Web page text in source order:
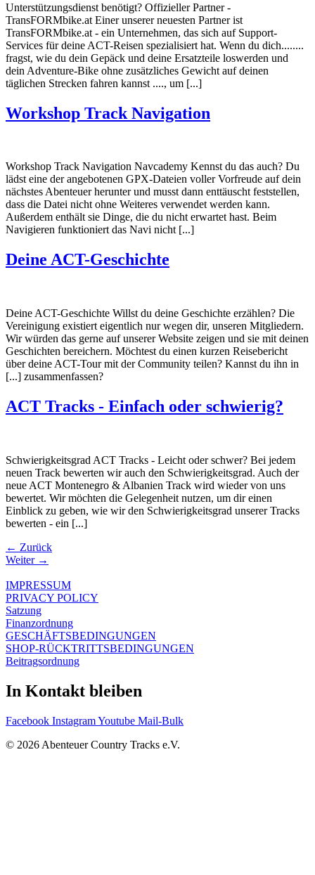
Unterstützungsdienst benötigt? Offizieller Partner -
TransFORMbike.at Einer unserer neuesten Partner ist
TransFORMbike.at - ein Unternehmen, das sich auf Support-
Services für deine ACT-Reisen spezialisiert hat. Wenn du dich........
fragst, wie du dein Gepäck und deine Ersatzteile loswerden und
dein Adventure-Bike ohne zusätzliches Gewicht auf deinen
täglichen Strecken fahren kannst ...., um [...]
Workshop Track Navigation
Workshop Track Navigation Navcademy Kennst du das auch? Du
lädst eine der angebotenen GPX-Dateien voller Vorfreude auf dein
nächstes Abenteuer herunter und musst dann enttäuscht feststellen,
dass die Datei nicht ohne Weiteres verwendet werden kann.
Außerdem enthält sie Dinge, die du nicht erwartet hast. Beim
Navigieren funktioniert das Navi nicht [...]
Deine ACT-Geschichte
Deine ACT-Geschichte Willst du deine Geschichte erzählen? Die
Vereinigung existiert eigentlich nur wegen dir, unseren Mitgliedern.
Wir würden das gerne auf unserer Website zeigen und sie mit deinen
Geschichten bereichern. Möchtest du einen kurzen Reisebericht
über deine ACT-Tour mit der Community teilen? Kannst du ihn in
[...] zusammenfassen?
ACT Tracks - Einfach oder schwierig?
Schwierigkeitsgrad ACT Tracks - Leicht oder schwer? Bei jedem
neuen Track bewerten wir auch den Schwierigkeitsgrad. Auch der
neue ACT Montenegro & Albanien Track wird wieder von uns
bewertet. Wir möchten die Gelegenheit nutzen, um dir einen
Einblick zu geben, wie wir den Schwierigkeitsgrad unserer Tracks
bewerten - ein [...]
← Zurück
Weiter →
IMPRESSUM
PRIVACY POLICY
Satzung
Finanzordnung
GESCHÄFTSBEDINGUNGEN
SHOP-RÜCKTRITTSBEDINGUNGEN
Beitragsordnung
In Kontakt bleiben
Facebook InstagramYoutube Mail-Bulk
© 2026 Abenteuer Country Tracks e.V.